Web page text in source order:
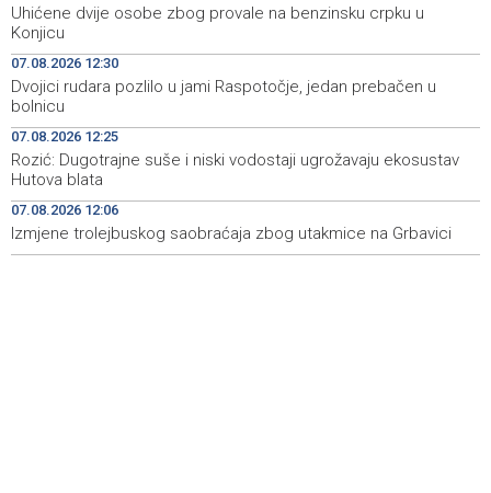
12:23
Public transportation changes in Sarajevo today due to
football match at Grbavica Stadium
12:17
Brodski promet kroz Hormuški moreuz i dalje je ozbiljno
poremećen
12:16
Multiple fires reported in West Herzegovina Canton,
more than 27,000 square meters burned in Grude
12:13
Best Photo contest to capture memorable moments of
the 32nd Sarajevo Film Festival
Uhićene dvije osobe zbog provale na benzinsku crpku u
Konjicu
07.08.2026 12:30
Dvojici rudara pozlilo u jami Raspotočje, jedan prebačen u
bolnicu
07.08.2026 12:25
Rozić: Dugotrajne suše i niski vodostaji ugrožavaju ekosustav
Hutova blata
07.08.2026 12:06
Izmjene trolejbuskog saobraćaja zbog utakmice na Grbavici